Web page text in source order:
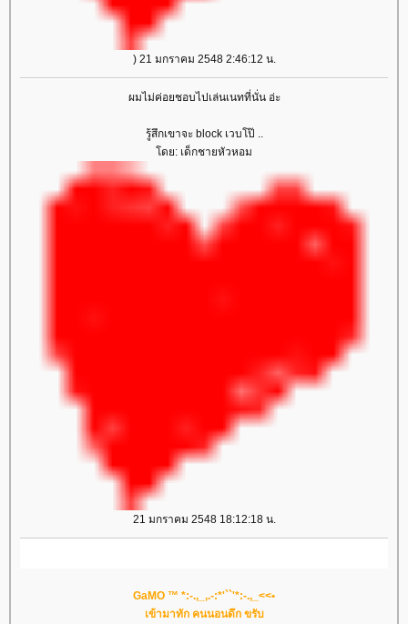
) 21 มกราคม 2548 2:46:12 น.
ผมไม่ค่อยชอบไปเล่นเนทที่นั่น อ่ะ
รู้สึกเขาจะ block เวบโป๊ ..
ดย: เด็กชายหัวหอม
21 มกราคม 2548 18:12:18 น.
GaMO ™ *:-.,_,.-:*'``'*:-.,_<<•
เข้ามาทัก คนนอนดึก ขรับ